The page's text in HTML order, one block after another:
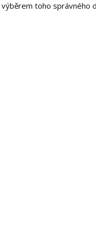
výběrem toho správného